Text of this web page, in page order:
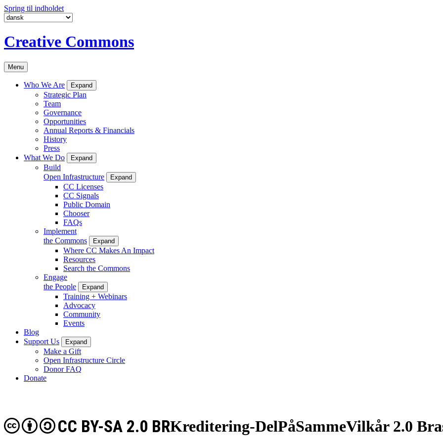
Spring til indholdet
Creative Commons
Menu
Who We Are Expand
Strategic Plan
Team
Governance
Opportunities
Annual Reports & Financials
History
Press
What We Do
Expand
Build
Open Infrastructure
Expand
CC Licenses
CC Signals
Public Domain
Chooser
FAQs
Implement
the Commons
Expand
Where CC Makes An Impact
Resources
Search the Commons
Engage
the People
Expand
Training + Webinars
Advocacy
Community
Events
Blog
Support Us
Expand
Make a Gift
Open Infrastructure Circle
Donor FAQ
Donate
Kreditering-DelPåSammeVilkår 2.0
CC BY-SA 2.0 BR